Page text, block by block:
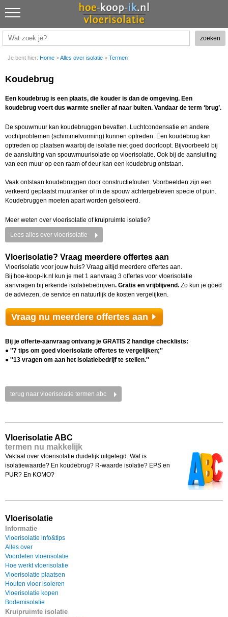
Je bent hier: Home >Alles over isolatie > Termen
Vloerisolatie ABC
termen nu makkelijk
Vaktaal over vloerisolatie duidelijk uitgelegd. Wat is
isolatiewaarde? En koudebrug? R-waarde isolatie? EPS en
PUR? En KOMO?
Vloerisolatie
Informatie
Vloerisolatie info&tips
Alles over
Voordelen vloerisolatie
Hoe werkt vloerisolatie
Vloerisolatie plaatsen
Houten vloer isoleren
Vloerisolatie kopen
Bodemisolatie
Kruipruimte isolatie
Koudebrug
Een koudebrug is een plaats, die kouder is dan de omgeving. Een
koudebrug voert dus warmte sneller af naar buiten. Vandaar de term ‘brug’.
De spouwmuur kan koudebruggen bevatten. Luchtcondensatie en andere
vochtproblemen (schimmelvorming) kunnen optreden. Een koudebrug kan
optreden op plaatsen waarbij de isolatie niet goed doorloopt. Bijvoorbeeld bij
de aansluiting van spouwmuurisolatie op vloerisolatie. Ook bij de aansluiting
van een muur op een raam of deur kan een koudebrug ontstaan.
Vaak ontstaan koudebruggen door constructiefouten. Voorbeelden zijn een
verkeerd geplaatst muuranker of in de spouw achtergebleven specie of puin.
Koudebruggen moeten apart worden geïsoleerd.
Meer weten over vloerisolatie of kruipruimte isolatie?
Lees alles over vloerisolatie
Vloerisolatie? Vraag meerdere offertes aan
Vloerisolatie voor jouw huis? Vraag altijd meerdere offertes aan.
Bij hoe-koop-ik.nl kun je met 1 aanvraag 3 offertes voor vloerisolatie
aanvragen bij erkende isolatiebedrijven. Gratis en vrijblijvend. Zo kun je goed
de adviezen, de service en natuurlijk de kosten vergelijken.
Vraag nu meerdere offertes aan
Bij je offerte-aanvraag ontvang je GRATIS 2 handige checklists:
● ''7 tips om goed vloerisolatie offertes te vergelijken;''
● ''13 vragen om aan het isolatiebedrijf te stellen.''
terug naar vloerisolatie termen abc